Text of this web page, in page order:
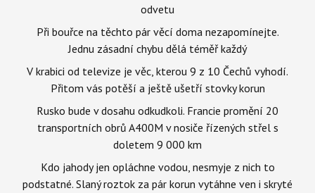
odvetu
Při bouřce na těchto pár věcí doma nezapomínejte.
Jednu zásadní chybu dělá téměř každý
V krabici od televize je věc, kterou 9 z 10 Čechů vyhodí.
Přitom vás potěší a ještě ušetří stovky korun
Rusko bude v dosahu odkudkoli. Francie promění 20
transportních obrů A400M v nosiče řízených střel s
doletem 9 000 km
Kdo jahody jen opláchne vodou, nesmyje z nich to
podstatné. Slaný roztok za pár korun vytáhne ven i skryté